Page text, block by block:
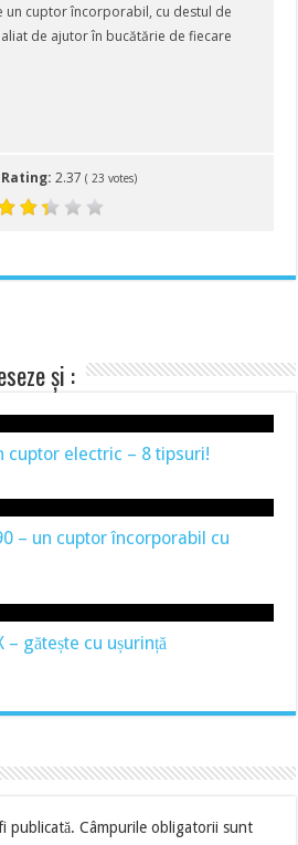
un cuptor încorporabil, cu destul de
de ajutor în bucătărie de fiecare
2.37 ( 23 votes)
și :
cuptor electric – 8 tipsuri!
– un cuptor încorporabil cu
gătește cu ușurință
publicată. Câmpurile obligatorii sunt